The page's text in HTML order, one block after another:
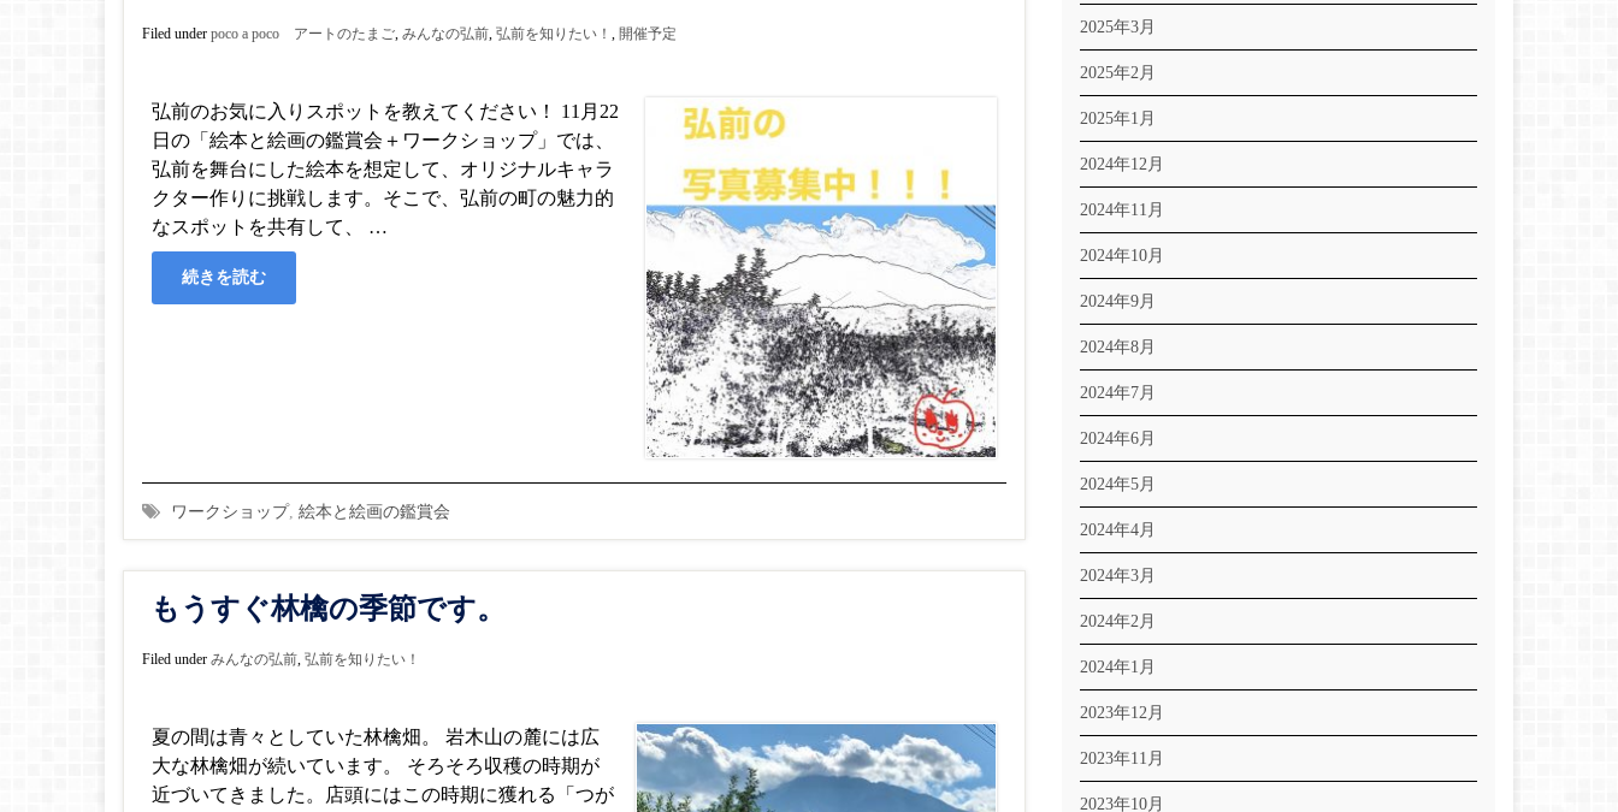
Filed under poco a poco アートのたまご みんなの弘前 弘前を知りたい！ 開催予定
弘前のお気に入りスポットを教えてください！ 11月22
日の「絵本と絵画の鑑賞会＋ワークショップ」では、
弘前を舞台にした絵本を想定して、オリジナルキャラ
クター作りに挑戦します。そこで、弘前の町の魅力的
なスポットを共有して、 …
続きを読む
ワークショップ, 絵本と絵画の鑑賞会
もうすぐ林檎の季節です。
Filed under みんなの弘前 弘前を知りたい！
夏の間は青々としていた林檎畑。 岩木山の麓には広
大な林檎畑が続いています。 そろそろ収穫の時期が
近づいてきました。店頭にはこの時期に獲れる「つが
2025年3月
2025年2月
2025年1月
2024年12月
2024年11月
2024年10月
2024年9月
2024年8月
2024年7月
2024年6月
2024年5月
2024年4月
2024年3月
2024年2月
2024年1月
2023年12月
2023年11月
2023年10月